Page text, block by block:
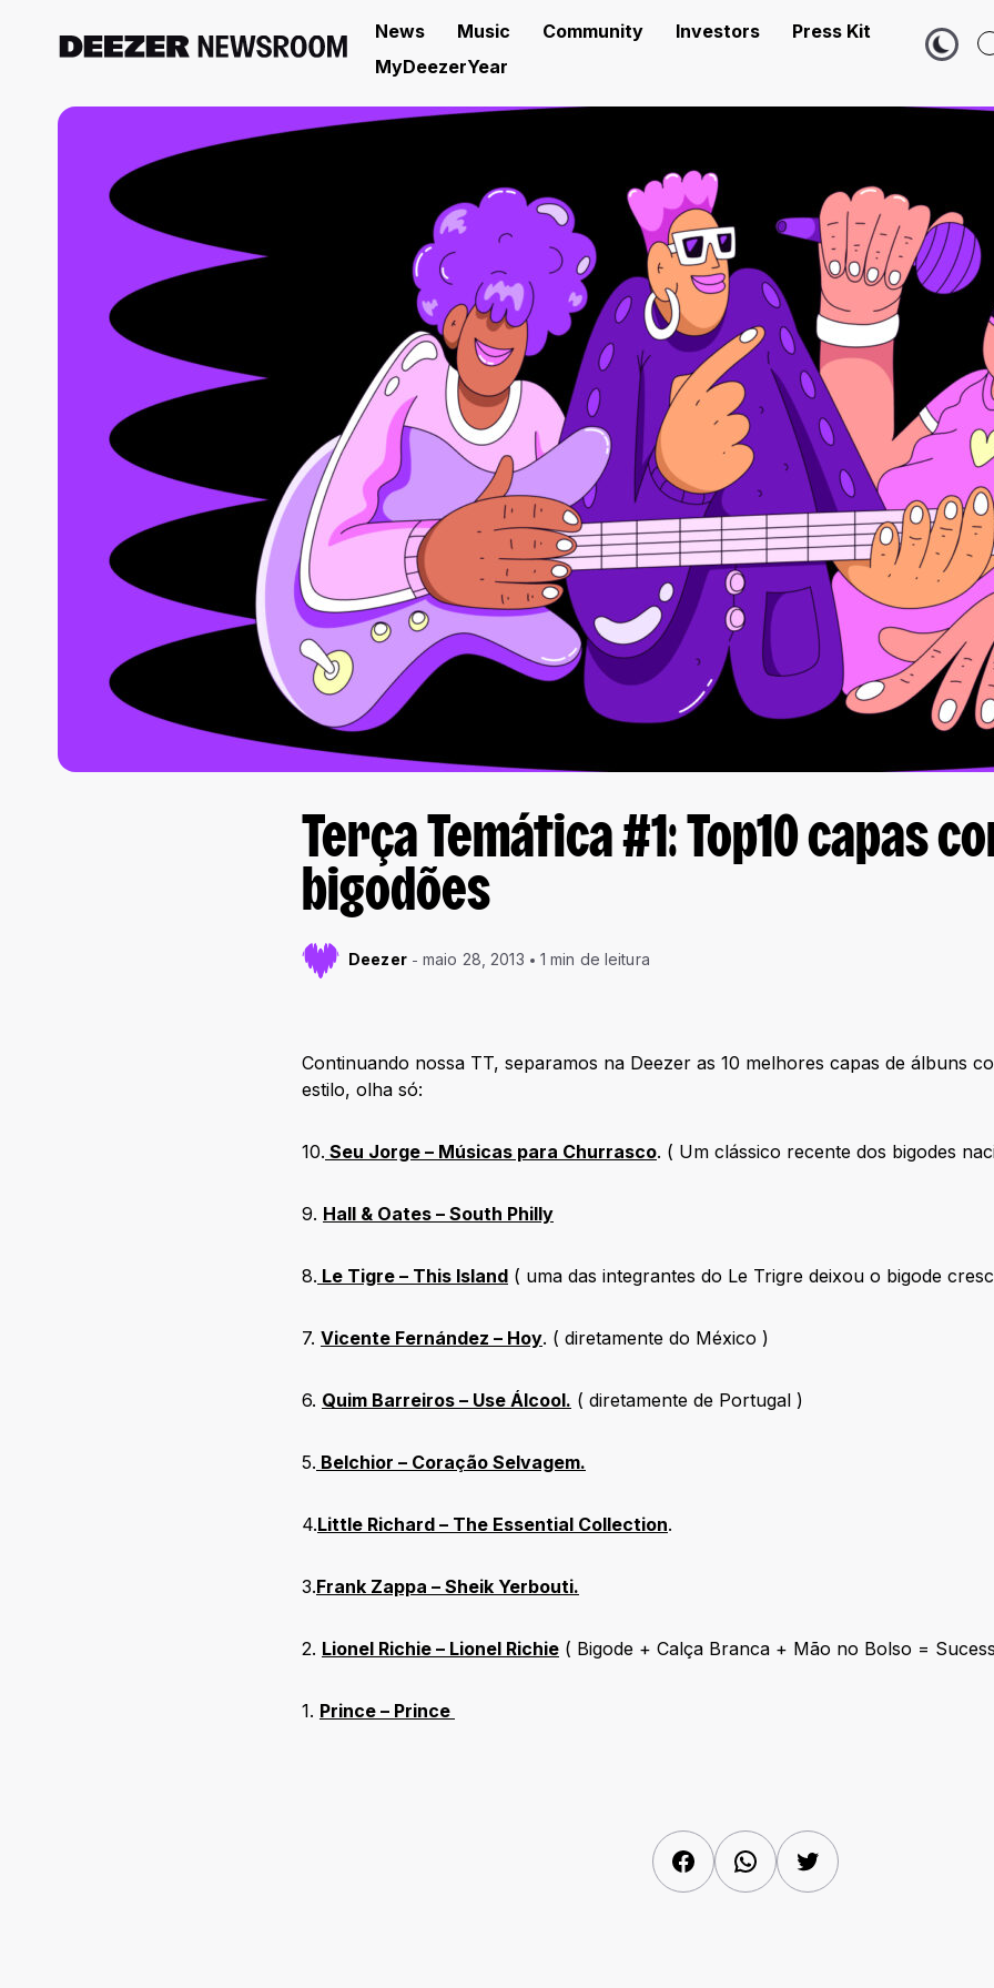
News Music Community Investors
Press Kit
MyDeezerYear
Terça Temática #1: Top10 capas
bigodões
Deezer maio 28, 2013 1 min de leitura
Continuando nossa TT, separamos na Deezer as 10 melhores capas de álbuns
estilo, olha só:
10. Seu Jorge – Músicas para Churrasco. ( Um clássico recente dos bigodes
9. Hall & Oates – South Philly
8. Le Tigre – This Island ( uma das integrantes do Le Trigre deixou o bigode
7. Vicente Fernández – Hoy. ( diretamente do México )
6. Quim Barreiros – Use Álcool. ( diretamente de Portugal )
5. Belchior – Coração Selvagem.
4.Little Richard – The Essential Collection.
3.Frank Zappa – Sheik Yerbouti.
2. Lionel Richie – Lionel Richie ( Bigode + Calça Branca + Mão no Bolso =
1. Prince – Prince
FacebookWhatsAppTwitter